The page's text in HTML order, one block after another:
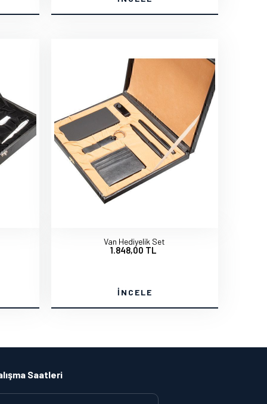
Van Hediyelik Set
1.848,00 TL
İNCELE
Saatleri